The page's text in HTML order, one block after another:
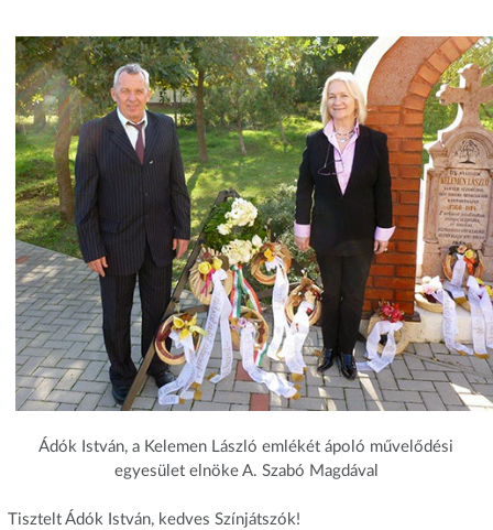
Ádók István, a Kelemen László emlékét ápoló művelődési
egyesület elnöke A. Szabó Magdával
Tisztelt Ádók István, kedves Színjátszók!